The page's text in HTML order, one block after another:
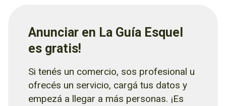
Anunciar en La Guía Esquel
es gratis!
Si tenés un comercio, sos profesional u
ofrecés un servicio, cargá tus datos y
empezá a llegar a más personas. ¡Es